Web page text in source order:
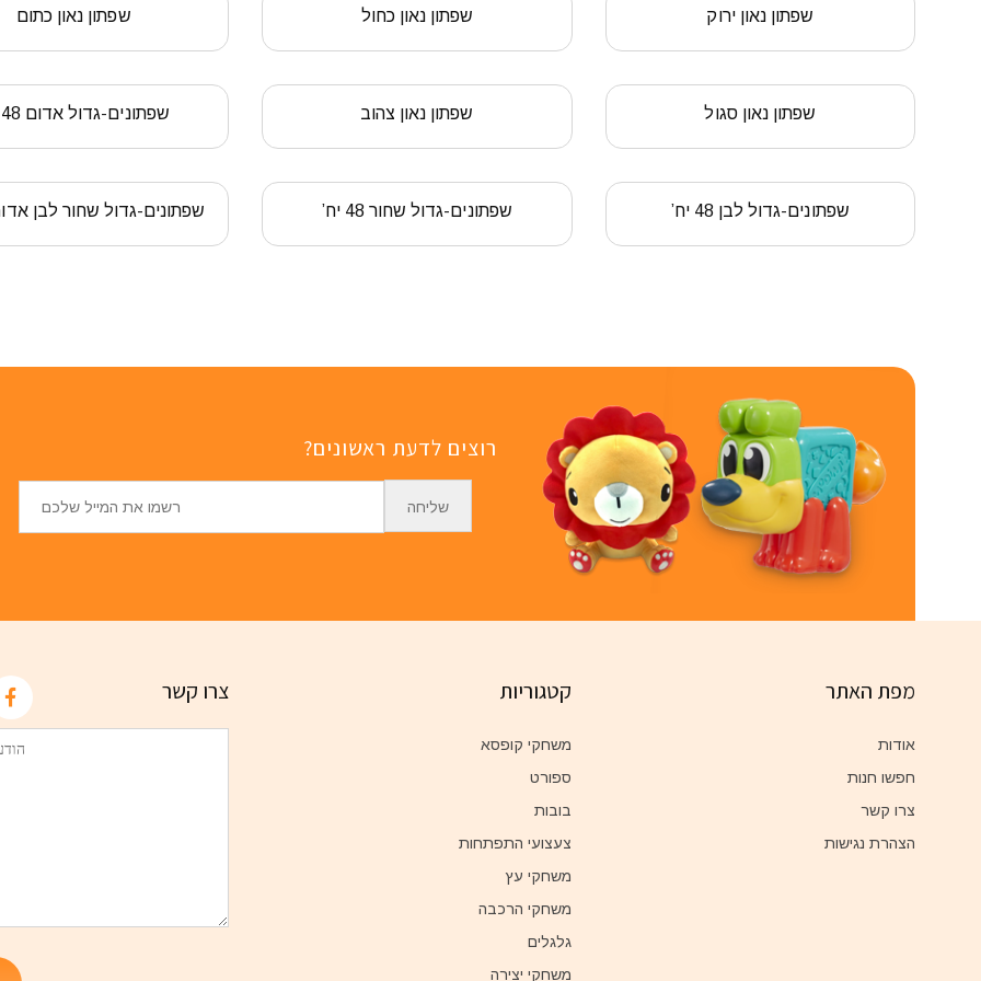
שפתון נאון ירוק שפתון נאון כחול שפתון נאון כתום
שפתון נאון סגול שפתון נאון צהוב שפתונים-גדול אדום 48 יח’
שפתונים-גדול לבן 48 יח’ שפתונים-גדול שחור 48 יח’ שפתונים-גדול שחור לבן אדום 48
רוצים לדעת ראשונים?
מפת האתר
אודות
חפשו חנות
צרו קשר
הצהרת נגישות
קטגוריות
משחקי קופסא
ספורט
בובות
צעצועי התפתחות
משחקי עץ
משחקי הרכבה
גלגלים
משחקי יצירה
צרו קשר